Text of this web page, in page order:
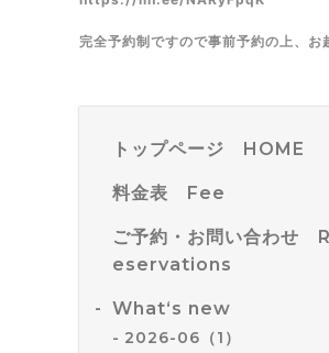
完全予約制ですので事前予約の上、お
トップページ HOME
料金表 Fee
ご予約・お問い合わせ R
eservations
What‘s new
2026-06（1）